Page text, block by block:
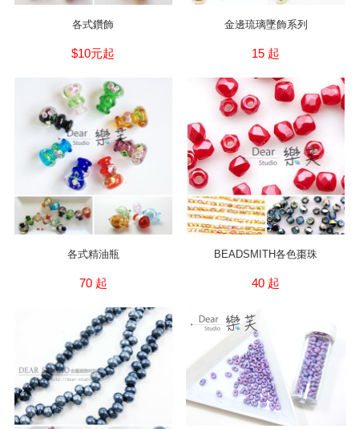
各式鑽飾
$10元起
金邊琉璃墜飾系列
15 起
各式精油瓶
70 起
BEADSMITH各色棗珠
40 起